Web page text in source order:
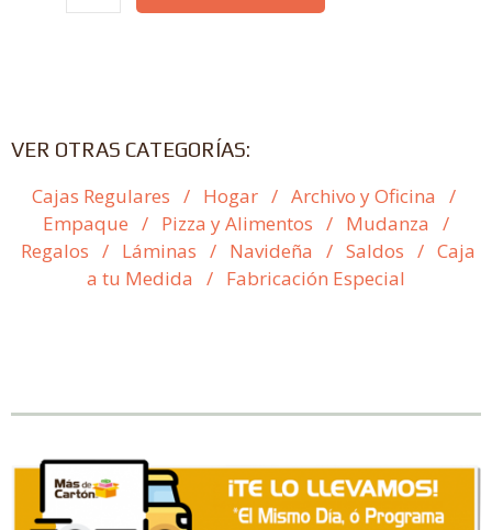
VER OTRAS CATEGORÍAS:
Cajas Regulares / Hogar / Archivo y Oficina /
Empaque / Pizza y Alimentos / Mudanza /
Regalos / Láminas / Navideña / Saldos / Caja
a tu Medida / Fabricación Especial